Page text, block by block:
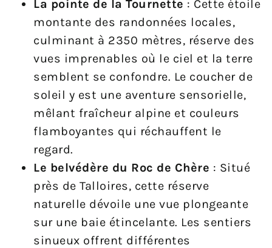
La pointe de la Tournette : Cette étoile
montante des randonnées locales,
culminant à 2350 mètres, réserve des
vues imprenables où le ciel et la terre
semblent se confondre. Le coucher de
soleil y est une aventure sensorielle,
mêlant fraîcheur alpine et couleurs
flamboyantes qui réchauffent le
regard.
Le belvédère du Roc de Chère : Situé
près de Talloires, cette réserve
naturelle dévoile une vue plongeante
sur une baie étincelante. Les sentiers
sinueux offrent différentes